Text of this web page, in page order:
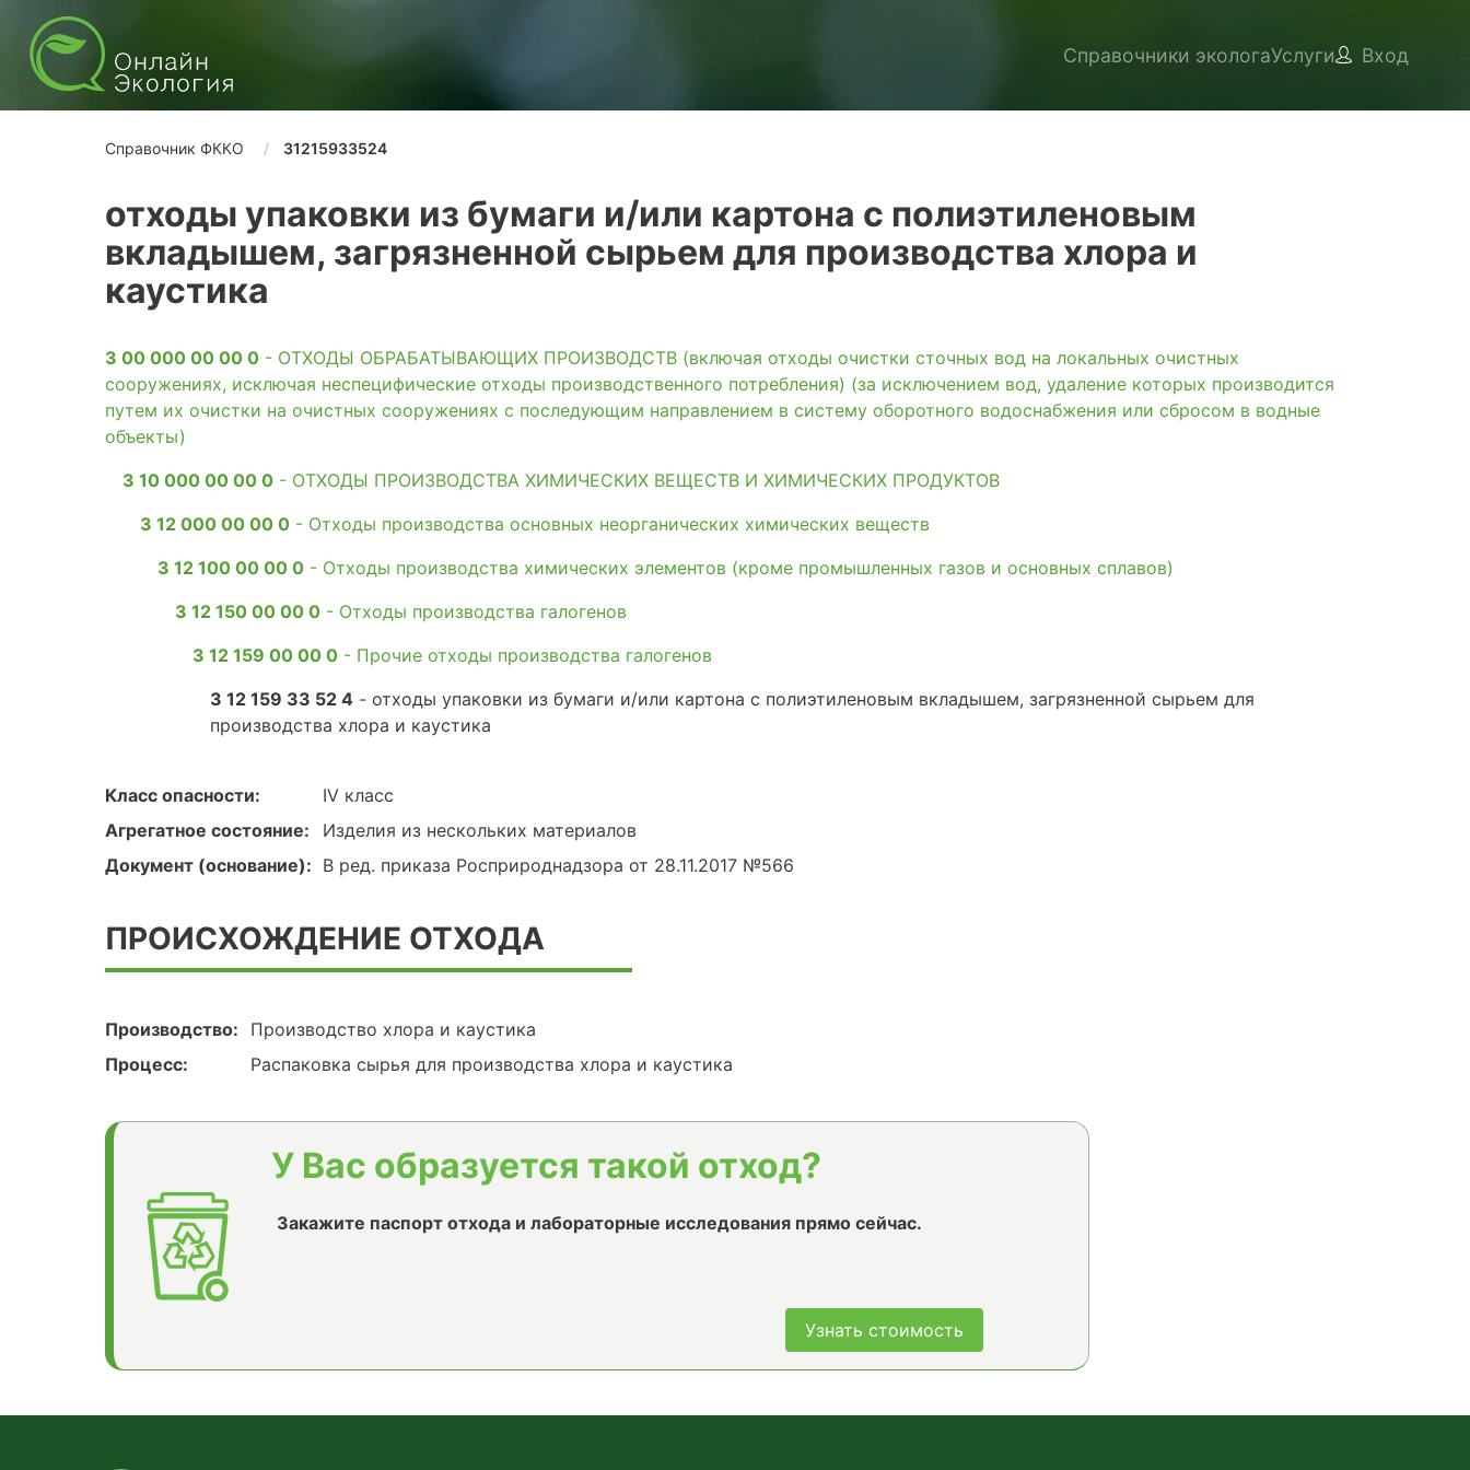
Справочники экологаУслуги Вход
Справочник ФККО 31215933524
отходы упаковки из бумаги и/или картона с полиэтиленовым
вкладышем, загрязненной сырьем для производства хлора и
каустика
3 00 000 00 00 0 - ОТХОДЫ ОБРАБАТЫВАЮЩИХ ПРОИЗВОДСТВ (включая отходы очистки сточных вод на локальных очистных
сооружениях, исключая неспецифические отходы производственного потребления) (за исключением вод, удаление которых производится
путем их очистки на очистных сооружениях с последующим направлением в систему оборотного водоснабжения или сбросом в водные
объекты)
3 10 000 00 00 0 - ОТХОДЫ ПРОИЗВОДСТВА ХИМИЧЕСКИХ ВЕЩЕСТВ И ХИМИЧЕСКИХ ПРОДУКТОВ
3 12 000 00 00 0 - Отходы производства основных неорганических химических веществ
3 12 100 00 00 0 - Отходы производства химических элементов (кроме промышленных газов и основных сплавов)
3 12 150 00 00 0 - Отходы производства галогенов
3 12 159 00 00 0 - Прочие отходы производства галогенов
3 12 159 33 52 4 - отходы упаковки из бумаги и/или картона с полиэтиленовым вкладышем, загрязненной сырьем для
производства хлора и каустика
Класс опасности:
IV класс
Агрегатное состояние:
Изделия из нескольких материалов
Документ (основание): В ред. приказа Росприроднадзора от 28.11.2017 №566
ПРОИСХОЖДЕНИЕ ОТХОДА
Производство:
Производство хлора и каустика
Процесс:
Распаковка сырья для производства хлора и каустика
У Вас образуется такой отход?
Закажите паспорт отхода и лабораторные исследования прямо сейчас.
Узнать стоимость